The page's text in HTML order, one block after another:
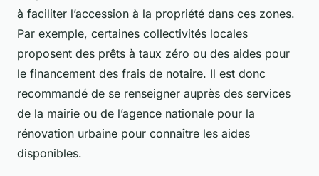
à faciliter l’accession à la propriété dans ces zones.
Par exemple, certaines collectivités locales
proposent des prêts à taux zéro ou des aides pour
le financement des frais de notaire. Il est donc
recommandé de se renseigner auprès des services
de la mairie ou de l’agence nationale pour la
rénovation urbaine pour connaître les aides
disponibles.